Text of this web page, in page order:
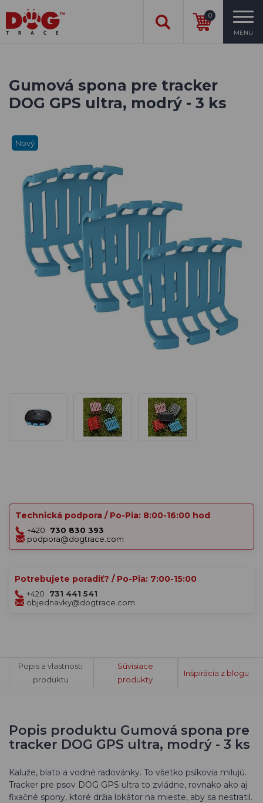
0
MENU
Gumová spona pre tracker
DOG GPS ultra, modrý - 3 ks
Nový
Technická podpora / Po-Pia: 8:00-16:00 hod
+420
730 830 393
podpora@dogtrace.com
Potrebujete poradiť? / Po-Pia: 7:00-15:00
+420
731 441 541
objednavky@dogtrace.com
Popis a vlastnosti
produktu
Súvisiace
produkty
Inšpirácia z blogu
Popis produktu Gumová spona pre
tracker DOG GPS ultra, modrý - 3 ks
Kaluže, blato a vodné radovánky. To všetko psíkovia milujú.
Tracker pre psov DOG GPS ultra to zvládne, rovnako ako aj
fixačné spony, ktoré držia lokátor na mieste, aby sa nestratil.